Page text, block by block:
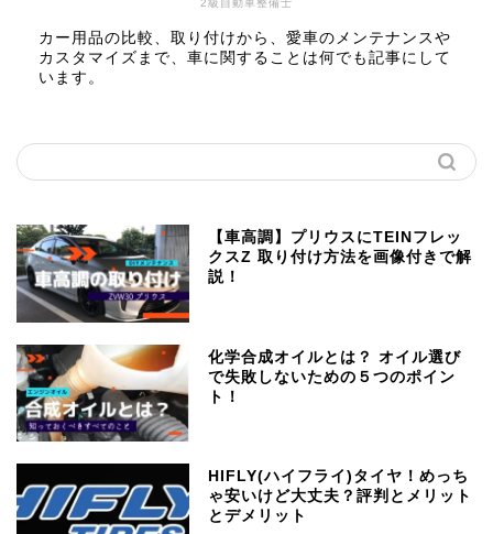
2級自動車整備士
カー用品の比較、取り付けから、愛車のメンテナンスや
カスタマイズまで、車に関することは何でも記事にして
います。
【車高調】プリウスにTEINフレッ
クスZ 取り付け方法を画像付きで解
説！
化学合成オイルとは？ オイル選び
で失敗しないための５つのポイン
ト！
HIFLY(ハイフライ)タイヤ！めっち
ゃ安いけど大丈夫？評判とメリット
とデメリット